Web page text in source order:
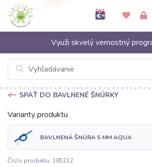
Využi skvelý vernostný
SPÄŤ DO BAVLNENÉ ŠNÚRKY
Varianty produktu
BAVLNENÁ ŠNÚRA 5 MM AQUA
Číslo produktu: 185212